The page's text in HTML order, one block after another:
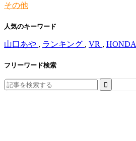
その他
人気のキーワード
山口あや , ランキング , VR , HONDA
フリーワード検索
Search
for: